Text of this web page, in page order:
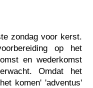
zondag voor kerst.
op het
en wederkomst
Omdat het
komen' 'adventus'